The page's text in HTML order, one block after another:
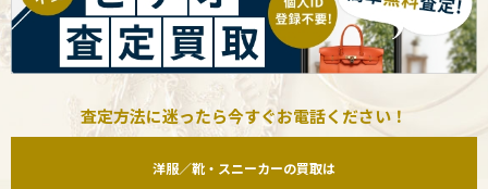
査定方法に迷ったら今すぐお電話ください！
洋服／靴・スニーカーの買取は